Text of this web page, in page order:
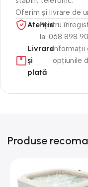
Oferim și livrare de
Atenție​
Pentru
la: 068 898
Livrare
și
plată
Informații
opțiunile
Produse